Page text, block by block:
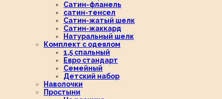
Сатин-фланель
сатин-тенсел
Сатин-жатый шелк
Сатин-жаккард
Натуральный шелк
Комплект с одеялом
1,5 спальный
Евро стандарт
Семейный
Детский набор
Наволочки
Простыни